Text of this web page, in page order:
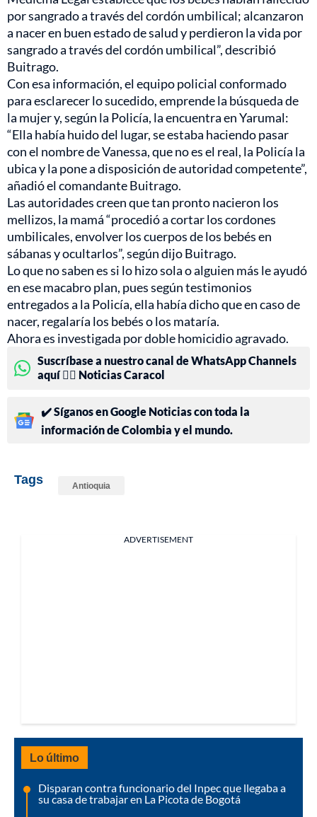
por sangrado a través del cordón umbilical; alcanzaron
a nacer en buen estado de salud y perdieron la vida por
sangrado a través del cordón umbilical”, describió
Buitrago.
Con esa información, el equipo policial conformado
para esclarecer lo sucedido, emprende la búsqueda de
la mujer y, según la Policía, la encuentra en Yarumal:
“Ella había huido del lugar, se estaba haciendo pasar
con el nombre de Vanessa, que no es el real, la Policía la
ubica y la pone a disposición de autoridad competente”,
añadió el comandante Buitrago.
Las autoridades creen que tan pronto nacieron los
mellizos, la mamá “procedió a cortar los cordones
umbilicales, envolver los cuerpos de los bebés en
sábanas y ocultarlos”, según dijo Buitrago.
Lo que no saben es si lo hizo sola o alguien más le ayudó
en ese macabro plan, pues según testimonios
entregados a la Policía, ella había dicho que en caso de
nacer, regalaría los bebés o los mataría.
Ahora es investigada por doble homicidio agravado.
Suscríbase a nuestro canal de WhatsApp Channels
aquí 👉🏻 Noticias Caracol
✔️ Síganos en Google Noticias con toda la
información de Colombia y el mundo.
Tags Antioquia
ADVERTISEMENT
Lo último
Disparan contra funcionario del Inpec que llegaba a
su casa de trabajar en La Picota de Bogotá